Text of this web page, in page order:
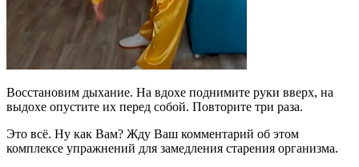
Восстановим дыхание. На вдохе поднимите руки вверх, на
выдохе опустите их перед собой. Повторите три раза.
Это всё. Ну как Вам? Жду Ваш комментарий об этом
комплексе упражнений для замедления старения организма.